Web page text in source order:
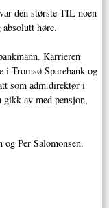
den største TIL noen
absolutt høre.
Karrieren
i Tromsø Sparebank og
som adm.direktør i
av med pensjon,
Per Salomonsen.